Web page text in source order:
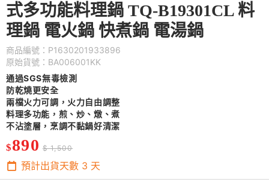
式多功能料理鍋 TQ-B19301CL 料
理鍋 電火鍋 快煮鍋 電湯鍋
商品編號：P1630201933896
原始貨號：BA006001KK
通過SGS無毒檢測
防乾燒更安全
兩檔火力可調，火力自由調整
料理多功能，煎、炒、燉、煮
不沾塗層，烹調不黏鍋好清潔
$890 $ 1,500
預計出貨天數 3 天